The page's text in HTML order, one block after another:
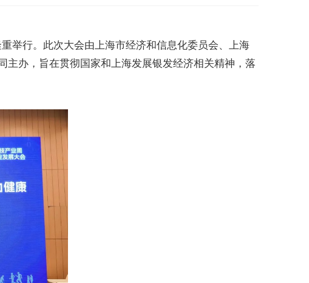
举行。此次大会由上海市经济和信息化委员会、上海
办，旨在贯彻国家和上海发展银发经济相关精神，落